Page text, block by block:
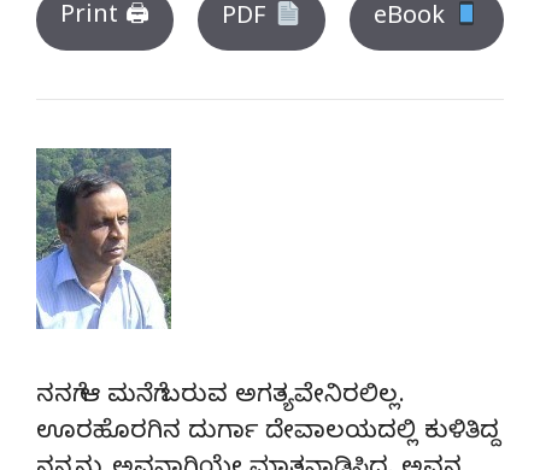
Print 🖨 PDF eBook
ನನಗೆ ಆ ಮನೆಗೆ ಬರುವ ಅಗತ್ಯವೇನಿರಲಿಲ್ಲ.
ಊರಹೊರಗಿನ ದುರ್ಗಾ ದೇವಾಲಯದಲ್ಲಿ ಕುಳಿತಿದ್ದ